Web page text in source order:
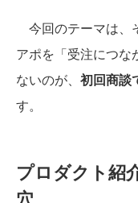
今回のテーマは、
アポを「受注につな
ないのが、 初回商談
す。
プロダクト紹